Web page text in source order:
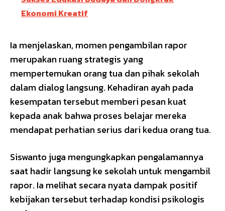
Ekonomi Kreatif
Ia menjelaskan, momen pengambilan rapor
merupakan ruang strategis yang
mempertemukan orang tua dan pihak sekolah
dalam dialog langsung. Kehadiran ayah pada
kesempatan tersebut memberi pesan kuat
kepada anak bahwa proses belajar mereka
mendapat perhatian serius dari kedua orang tua.
Siswanto juga mengungkapkan pengalamannya
saat hadir langsung ke sekolah untuk mengambil
rapor. Ia melihat secara nyata dampak positif
kebijakan tersebut terhadap kondisi psikologis